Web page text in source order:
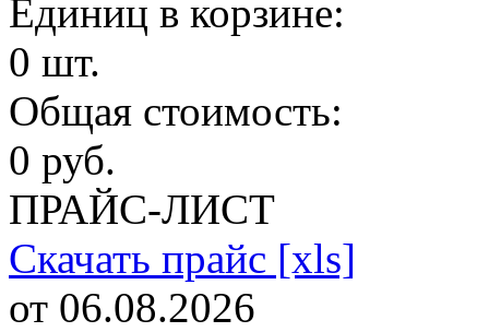
Единиц в корзине:
0 шт.
Общая стоимость:
0 руб.
ПРАЙС-ЛИСТ
Скачать прайс [xls]
от 06.08.2026